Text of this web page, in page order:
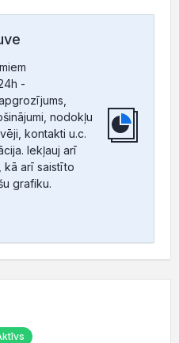
-
nodokļu
kontakti u.c.
Iekļauj arī
kā arī saistīto
grafiku.